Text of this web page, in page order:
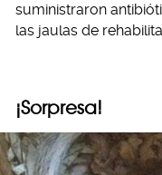
suministraron
las jaulas de
¡Sorpresa!